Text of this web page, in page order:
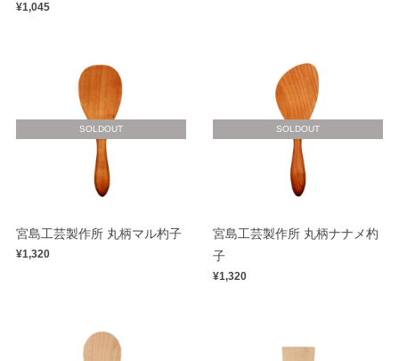
¥1,045
SOLDOUT
宮島工芸製作所 丸柄マル杓子
¥1,320
SOLDOUT
宮島工芸製作所 丸柄ナナメ杓
子
¥1,320